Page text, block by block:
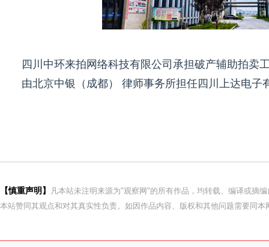
四川中环来拍网络科技有限公司承担破产辅助拍卖
由北京中银（成都） 律师事务所担任四川上达电子
【慎重声明】
凡本站未注明来源为"观察网"的所有作品，均转载、编译或摘
本站赞同其观点和对其真实性负责。如因作品内容、版权和其他问题需要同本